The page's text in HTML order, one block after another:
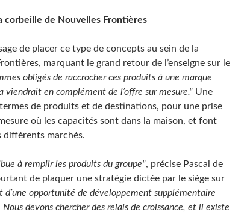
corbeille de Nouvelles Frontières
de placer ce type de concepts au sein de la
marquant le grand retour de l’enseigne sur le
obligés de raccrocher ces produits à une marque
viendrait en complément de l’offre sur mesure."Une
de produits et de destinations, pour une prise
où les capacités sont dans la maison, et font
différents marchés.
à remplir les produits du groupe", précise Pascal de
de plaquer une stratégie dictée par le siège sur
d’une opportunité de développement supplémentaire
devons chercher des relais de croissance, et il existe